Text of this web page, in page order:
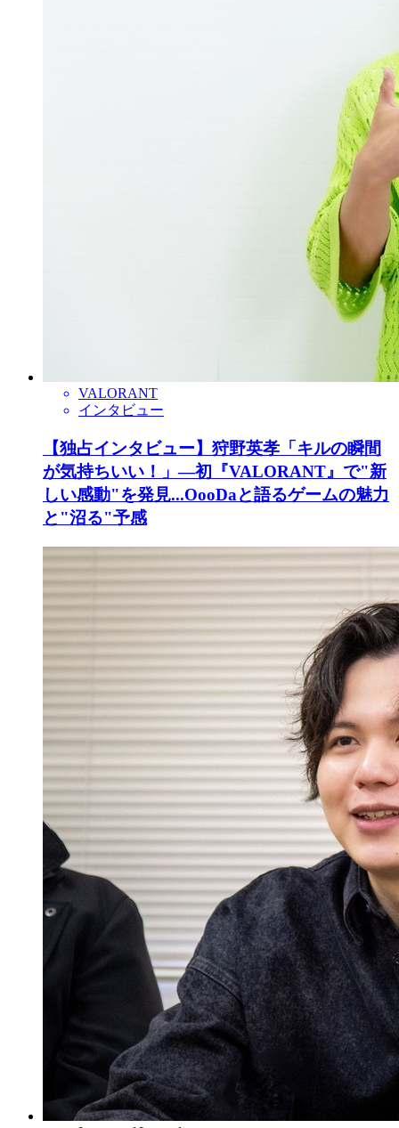
VALORANT
インタビュー
【独占インタビュー】狩野英孝「キルの瞬間
が気持ちいい！」―初『VALORANT』で"新
しい感動"を発見...OooDaと語るゲームの魅力
と"沼る"予感